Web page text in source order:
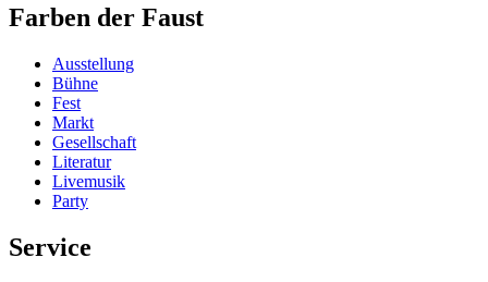
Farben der Faust
Ausstellung
Bühne
Fest
Markt
Gesellschaft
Literatur
Livemusik
Party
Service